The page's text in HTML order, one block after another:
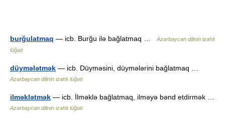
burğulatmaq — icb. Burğu ilə bağlatmaq …
Azərbaycan dilinin izahlı
lüğəti
düymələtmək — icb. Düyməsini, düymələrini bağlatmaq …
Azərbaycan dilinin izahlı lüğəti
ilməklətmək — icb. İlməklə bağlatmaq, ilməyə bənd etdirmək …
Azərbaycan dilinin izahlı lüğəti